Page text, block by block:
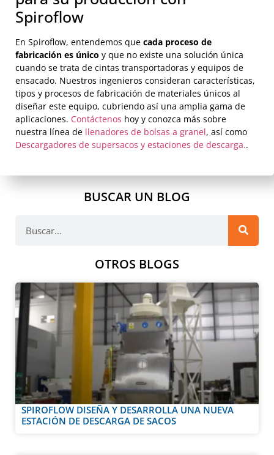
Spiroflow
En Spiroflow, entendemos que cada proceso de
fabricación es único y que no existe una solución única
cuando se trata de cintas transportadoras y equipos de
ensacado. Nuestros ingenieros consideran características,
tipos y procesos de fabricación de materiales únicos al
diseñar este equipo, cubriendo así una amplia gama de
aplicaciones. Contáctenos hoy y conozca más sobre
nuestra línea de llenadores de bolsas a granel, así como
Descargadores de supersacos y estaciones de descarga..
BUSCAR UN BLOG
OTROS BLOGS
SPIROFLOW DISEÑA Y DESARROLLA UNA NUEVA
ESTACIÓN DE DESCARGA DE SACOS